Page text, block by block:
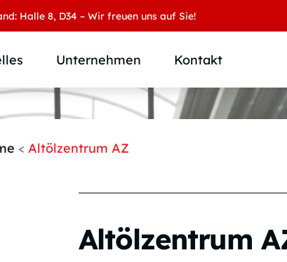
8, D34 – Wir freuen uns auf Sie!
Produktkategorie
Branchen und Märkte
Unternehmen
Wer wir sind
SAMOA Gruppe
Downloads
Kontakt
< Altölzentrum AZ
Altölzentrum